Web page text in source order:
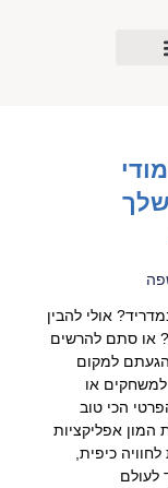
אולי להבין
או סתם להרשים
למקום
למשחקים או
הכי טוב
המון אפליקציות
כיפית,
לעולם